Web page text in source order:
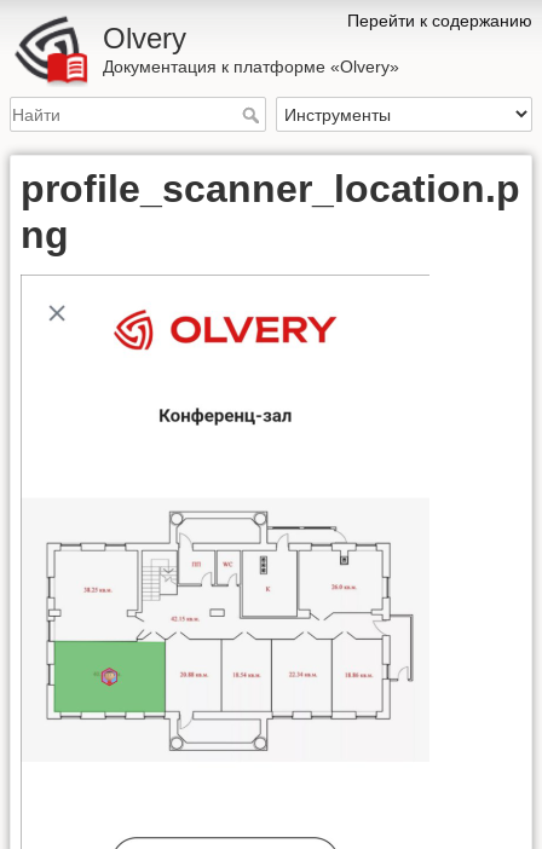
Перейти к содержанию
Olvery
Документация к платформе «Olvery»
profile_scanner_location.p
ng